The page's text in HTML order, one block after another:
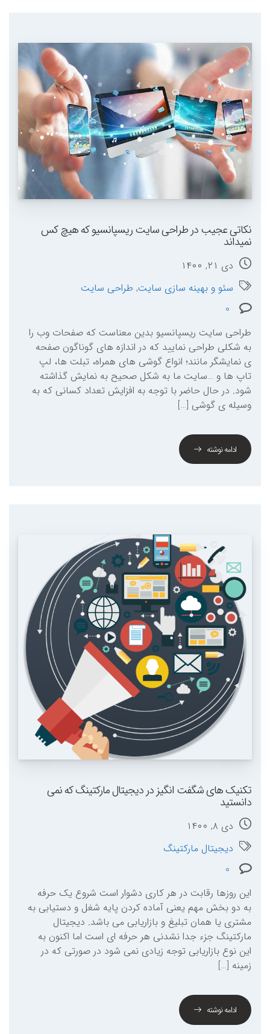
نکاتی عجیب در طراحی سایت ریسپانسیو که هیچ کس
نمیداند
دی ۲۱, ۱۴۰۰
سئو و بهینه سازی سایت, طراحی سایت
طراحی سایت ریسپانسیو بدین معناست که صفحات وب را
به شکلی طراحی نمایید که در اندازه های گوناگون صفحه
ی نمایشگر مانند؛ انواع گوشی های همراه، تبلت ها، لپ
تاپ ها و …سایت ما به شکل صحیح به نمایش گذاشته
شود. در حال حاضر با توجه به افزایش تعداد کسانی که به
وسیله ی گوشی […]
ادامه نوشته
تکنیک های شگفت انگیز در دیجیتال مارکتینگ که نمی
دانستید
دی ۸, ۱۴۰۰
دیجیتال مارکتینگ
این روزها رقابت در هر کاری دشوار است شروع یک حرفه
به دو بخش مهم یعنی آماده کردن پایه شغل و دستیابی به
مشتری یا همان تبلیغ و بازاریابی می باشد. دیجیتال
مارکتینگ جزء جدا نشدنی هر حرفه ای است اما اکنون به
این نوع بازاریابی توجه زیادی نمی شود در صورتی که در
زمینه […]
ادامه نوشته